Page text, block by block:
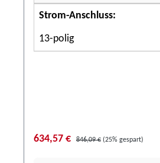
Strom-Anschluss:
13-polig
634,57 € 846,09 € (25% gespart)